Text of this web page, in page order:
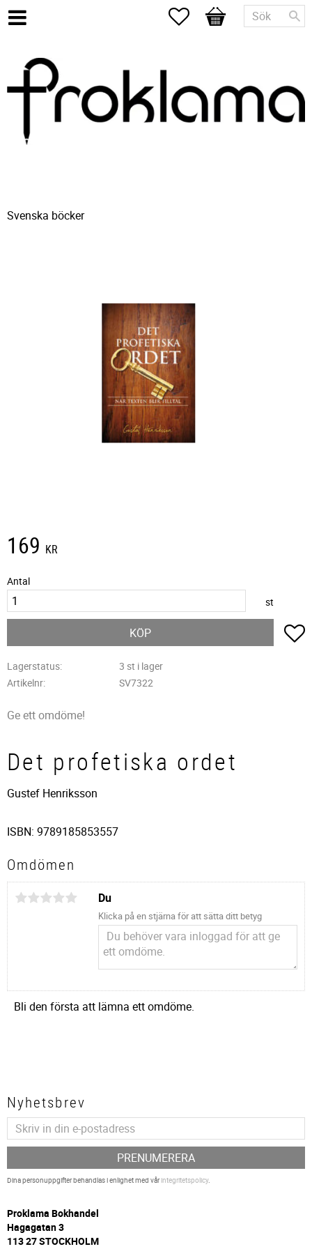
Favoriter
Kundvagn
Svenska böcker
169 KR
Antal
st
KÖP
Lagerstatus
3 st i lager
Artikelnr
SV7322
Ge ett omdöme!
Det profetiska ordet
Gustef Henriksson
ISBN: 9789185853557
Omdömen
Du
Klicka på en stjärna för att sätta ditt betyg
Bli den första att lämna ett omdöme.
Nyhetsbrev
PRENUMERERA
Dina personuppgifter behandlas i enlighet med vårintegritetspolicy.
Proklama Bokhandel
Hagagatan 3
113 27 STOCKHOLM